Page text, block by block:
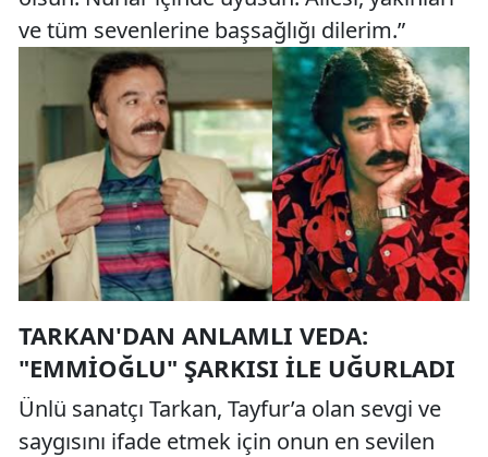
ve tüm sevenlerine başsağlığı dilerim.”
TARKAN'DAN ANLAMLI VEDA:
"EMMIOĞLU" ŞARKISI ILE UĞURLADI
Ünlü sanatçı Tarkan, Tayfur’a olan sevgi ve
saygısını ifade etmek için onun en sevilen